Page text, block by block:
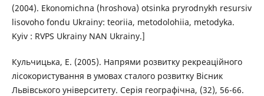
(2004). Ekonomichna (hroshova) otsinka pryrodnykh resursiv
lisovoho fondu Ukrainy: teoriia, metodolohiia, metodyka.
Kyiv : RVPS Ukrainy NAN Ukrainy.]
Кульчицька, Е. (2005). Напрями розвитку рекреаційного
лісокористування в умовах сталого розвитку Вісник
Львівського університету. Серія географічна, (32), 56-66.